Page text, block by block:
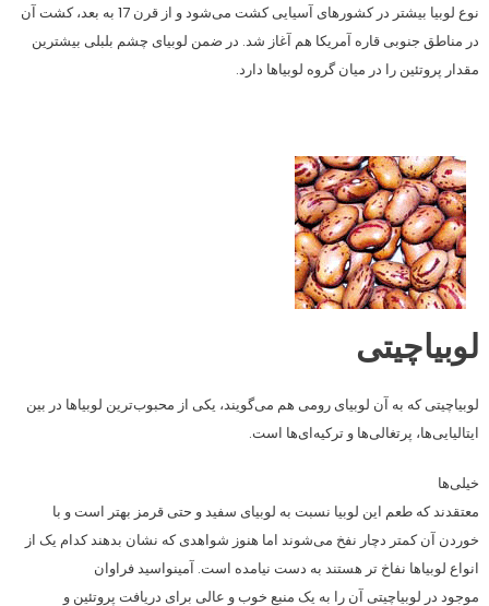
نوع لوبیا بیشتر در کشورهای آسیایی کشت می‌شود و از قرن 17 به بعد، کشت آن
در مناطق جنوبی قاره آمریکا هم آغاز شد. در ضمن لوبیای چشم بلبلی بیشترین
مقدار پروتئین را در میان گروه لوبیاها دارد.
لوبیاچیتی
لوبیاچیتی که به آن لوبیای رومی هم می‌گویند، یکی از محبوب‌ترین لوبیاها در بین
ایتالیایی‌ها، پرتغالی‌ها و ترکیه‌ای‌ها است.
خیلی‌ها
معتقدند که طعم این لوبیا نسبت به لوبیای سفید و حتی قرمز بهتر است و با
خوردن آن کمتر دچار نفخ می‌شوند اما هنوز شواهدی که نشان بدهند کدام یک از
انواع لوبیاها نفاخ تر هستند به دست نیامده است. آمینواسید فراوان
موجود در لوبیاچیتی آن را به یک منبع خوب و عالی برای دریافت پروتئین و